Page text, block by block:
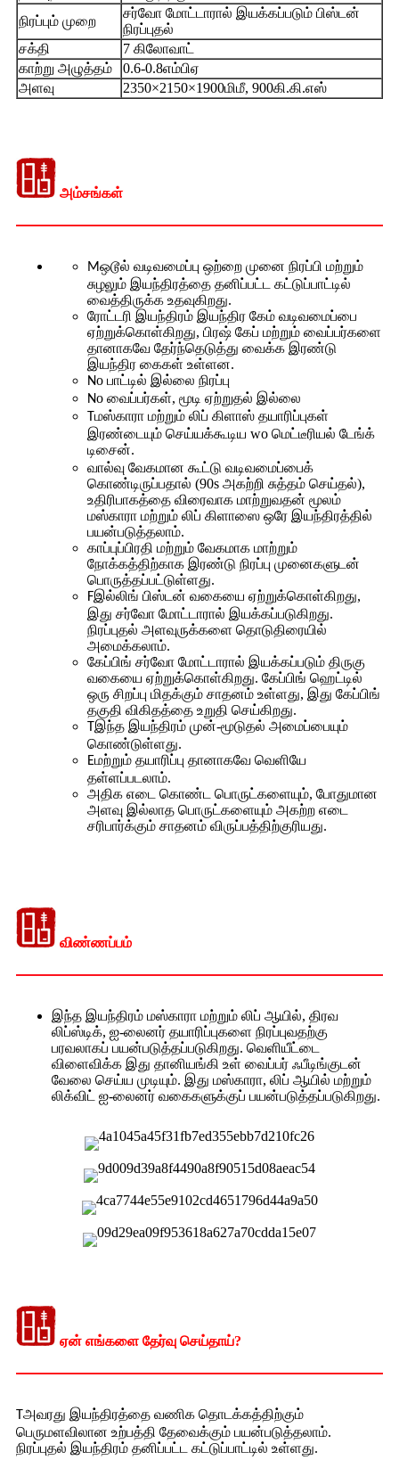
நிரப்பும் முறை
சர்வோ மோட்டாரால் இயக்கப்படும் பிஸ்டன்
நிரப்புதல்
சக்தி
7 கிலோவாட்
காற்று அழுத்தம்
0.6-0.8எம்பிஏ
அளவு
2350×2150×1900மிமீ, 900கி.கி.எஸ்
அம்சங்கள்
Mஒடூல் வடிவமைப்பு ஒற்றை முனை நிரப்பி மற்றும்
சுழலும் இயந்திரத்தை தனிப்பட்ட கட்டுப்பாட்டில்
வைத்திருக்க உதவுகிறது.
ரோட்டரி இயந்திரம் இயந்திர கேம் வடிவமைப்பை
ஏற்றுக்கொள்கிறது, பிரஷ் கேப் மற்றும் வைப்பர்களை
தானாகவே தேர்ந்தெடுத்து வைக்க இரண்டு
இயந்திர கைகள் உள்ளன.
No பாட்டில் இல்லை நிரப்பு
No வைப்பர்கள், மூடி ஏற்றுதல் இல்லை
Tமஸ்காரா மற்றும் லிப் கிளாஸ் தயாரிப்புகள்
இரண்டையும் செய்யக்கூடிய wo மெட்டீரியல் டேங்க்
டிசைன்.
வால்வு வேகமான கூட்டு வடிவமைப்பைக்
கொண்டிருப்பதால் (90s அகற்றி சுத்தம் செய்தல்),
உதிரிபாகத்தை விரைவாக மாற்றுவதன் மூலம்
மஸ்காரா மற்றும் லிப் கிளாஸை ஒரே இயந்திரத்தில்
பயன்படுத்தலாம்.
காப்புப்பிரதி மற்றும் வேகமாக மாற்றும்
நோக்கத்திற்காக இரண்டு நிரப்பு முனைகளுடன்
பொருத்தப்பட்டுள்ளது.
Fஇல்லிங் பிஸ்டன் வகையை ஏற்றுக்கொள்கிறது,
இது சர்வோ மோட்டாரால் இயக்கப்படுகிறது.
நிரப்புதல் அளவுருக்களை தொடுதிரையில்
அமைக்கலாம்.
கேப்பிங் சர்வோ மோட்டாரால் இயக்கப்படும் திருகு
வகையை ஏற்றுக்கொள்கிறது. கேப்பிங் ஹெட்டில்
ஒரு சிறப்பு மிதக்கும் சாதனம் உள்ளது, இது கேப்பிங்
தகுதி விகிதத்தை உறுதி செய்கிறது.
Tஇந்த இயந்திரம் முன்-மூடுதல் அமைப்பையும்
கொண்டுள்ளது.
Eமற்றும் தயாரிப்பு தானாகவே வெளியே
தள்ளப்படலாம்.
அதிக எடை கொண்ட பொருட்களையும், போதுமான
அளவு இல்லாத பொருட்களையும் அகற்ற எடை
சரிபார்க்கும் சாதனம் விருப்பத்திற்குரியது.
விண்ணப்பம்
இந்த இயந்திரம் மஸ்காரா மற்றும் லிப் ஆயில், திரவ
லிப்ஸ்டிக், ஐ-லைனர் தயாரிப்புகளை நிரப்புவதற்கு
பரவலாகப் பயன்படுத்தப்படுகிறது. வெளியீட்டை
விளைவிக்க இது தானியங்கி உள் வைப்பர் ஃபீடிங்குடன்
வேலை செய்ய முடியும். இது மஸ்காரா, லிப் ஆயில் மற்றும்
லிக்விட் ஐ-லைனர் வகைகளுக்குப் பயன்படுத்தப்படுகிறது.
ஏன் எங்களை தேர்வு செய்தாய்?
Tஅவரது இயந்திரத்தை வணிக தொடக்கத்திற்கும்
பெருமளவிலான உற்பத்தி தேவைக்கும் பயன்படுத்தலாம்.
நிரப்புதல் இயந்திரம் தனிப்பட்ட கட்டுப்பாட்டில் உள்ளது.